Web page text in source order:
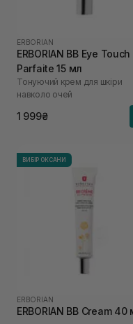
ERBORIAN
ERBORIAN BB Eye Touch
Parfaite 15 мл
Тонуючий крем для шкіри
навколо очей
1 999₴
ВИБІР ОКСАНИ
ERBORIAN
ERBORIAN BB Cream 40